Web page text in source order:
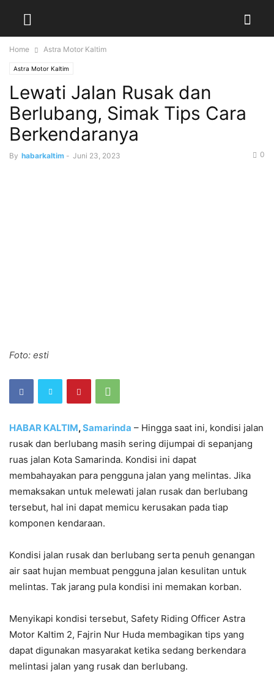
Home Astra Motor Kaltim
Astra Motor Kaltim
Lewati Jalan Rusak dan
Berlubang, Simak Tips Cara
Berkendaranya
By habarkaltim - Juni 23, 2023 0
Foto: esti
HABAR KALTIM,Samarinda – Hingga saat ini, kondisi jalan
rusak dan berlubang masih sering dijumpai di sepanjang
ruas jalan Kota Samarinda. Kondisi ini dapat
membahayakan para pengguna jalan yang melintas. Jika
memaksakan untuk melewati jalan rusak dan berlubang
tersebut, hal ini dapat memicu kerusakan pada tiap
komponen kendaraan.
Kondisi jalan rusak dan berlubang serta penuh genangan
air saat hujan membuat pengguna jalan kesulitan untuk
melintas. Tak jarang pula kondisi ini memakan korban.
Menyikapi kondisi tersebut, Safety Riding Officer Astra
Motor Kaltim 2, Fajrin Nur Huda membagikan tips yang
dapat digunakan masyarakat ketika sedang berkendara
melintasi jalan yang rusak dan berlubang.